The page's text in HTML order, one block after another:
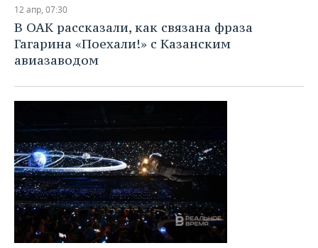
12 апр, 07:30
В ОАК рассказали, как связана фраза
Гагарина «Поехали!» с Казанским
авиазаводом